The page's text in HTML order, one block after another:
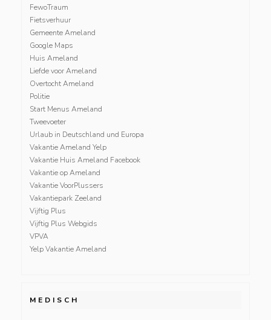
FewoTraum
Fietsverhuur
Gemeente Ameland
Google Maps
Huis Ameland
Liefde voor Ameland
Overtocht Ameland
Politie
Start Menus Ameland
Tweevoeter
Urlaub in Deutschland und Europa
Vakantie Ameland Yelp
Vakantie Huis Ameland Facebook
Vakantie op Ameland
Vakantie VoorPlussers
Vakantiepark Zeeland
Vijftig Plus
Vijftig Plus Webgids
VPVA
Yelp Vakantie Ameland
MEDISCH